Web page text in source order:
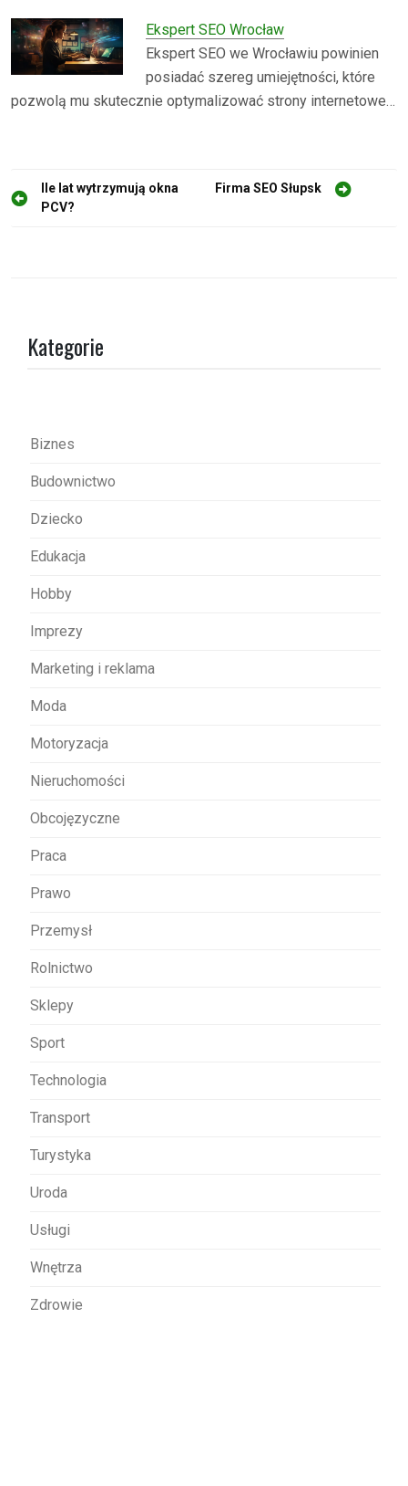
Ekspert SEO Wrocław
Ekspert SEO we Wrocławiu powinien
posiadać szereg umiejętności, które
pozwolą mu skutecznie optymalizować strony internetowe…
N
Ile lat wytrzymują okna
PCV?
Firma SEO Słupsk
Kategorie
Biznes
Budownictwo
Dziecko
Edukacja
Hobby
Imprezy
Marketing i reklama
Moda
Motoryzacja
Nieruchomości
Obcojęzyczne
Praca
Prawo
Przemysł
Rolnictwo
Sklepy
Sport
Technologia
Transport
Turystyka
Uroda
Usługi
Wnętrza
Zdrowie